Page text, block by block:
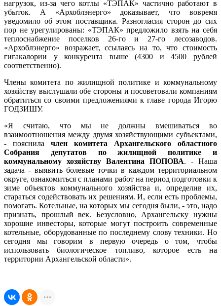
нагрузок, из-за чего котлы «ТЭПАК» частично работают в
убыток. А «Архоблэнерго» доказывает, что вовремя
уведомило об этом поставщика. Разногласия сторон до сих
пор не урегулированы: «ТЭПАК» предложило взять на себя
теплоснабжение поселков 26-го и 27-го лесозаводов.
«Архоблэнерго» возражает, ссылаясь на то, что стоимость
гигакалории у конкурента выше (4300 и 4500 рублей
соответственно).
Члены комитета по жилищной политике и коммунальному
хозяйству выслушали обе стороны и посоветовали компаниям
обратиться со своими предложениями к главе города Игорю
ГОДЗИШУ.
«Я считаю, что мы не должны вмешиваться во
взаимоотношения между двумя хозяйствующими субъектами,
- пояснила член комитета Архангельского областного
Собрания депутатов по жилищной политике и
коммунальному хозяйству Валентина ПОПОВА. - Наша
задача - выявить болевые точки в каждом территориальном
округе, ознакомиться с планами работ на период подготовки к
зиме объектов коммунального хозяйства и, определив их,
стараться содействовать их решениям. И, если есть проблемы,
помогать. Котельные, на которых мы сегодня были, - это, надо
признать, прошлый век. Безусловно, Архангельску нужны
хорошие инвесторы, которые могут построить современные
котельные, оборудованные по последнему слову техники. Но
сегодня мы говорим в первую очередь о том, чтобы
использовать биологическое топливо, которое есть на
территории Архангельской области».